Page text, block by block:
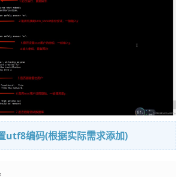
utf8编码(根据实际需求添加)